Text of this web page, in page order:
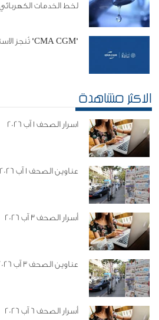
لخط الخدمات
"CMA CGM" تُنجز الاستحواذ على مجموعة فتّال
الاكثر مشاهدة
اسرار الصحف 1 آب 2026
عناوين الصحف 1 آب 2026
أسرار الصحف 3 آب 2026
عناوين الصحف 3 آب 2026
أسرار الصحف 6 آب 2026